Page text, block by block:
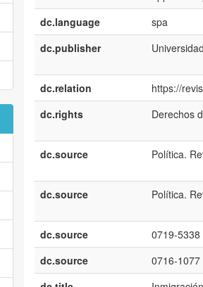
dc.language
spa
dc.publisher
dc.relation
https://
dc.rights
Derechos
dc.source
Política.
dc.source
Política.
dc.source
0719-5338
dc.source
0716-1077